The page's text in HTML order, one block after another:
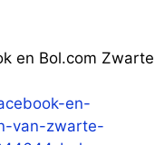
en Bol.com Zwarte
en-
van-zwarte-